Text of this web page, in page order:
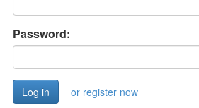
Password:
or register now